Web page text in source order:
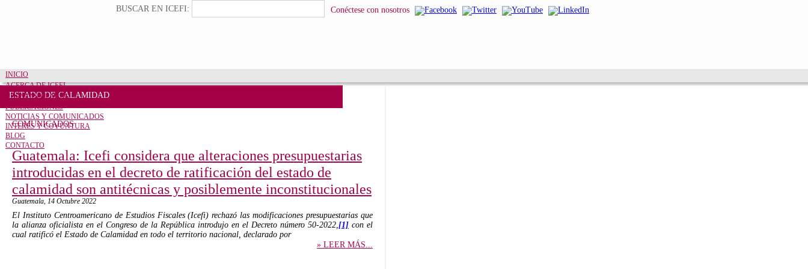
Conéctese con nosotros
Formulario de búsqueda
BUSCAR EN ICEFI:
INICIO
ACERCA DE ICEFI
CUENTAS CLARAS
PUBLICACIONES
NOTICIAS Y COMUNICADOS
INTERÉS Y COYUNTURA
BLOG
CONTACTO
ESTADO DE CALAMIDAD
COMUNICADOS
Guatemala: Icefi considera que alteraciones presupuestarias
introducidas en el decreto de ratificación del estado de
calamidad son antitécnicas y posiblemente inconstitucionales
Guatemala, 14 Octubre 2022
El Instituto Centroamericano de Estudios Fiscales (Icefi) rechazó las modificaciones presupuestarias que
la alianza oficialista en el Congreso de la República introdujo en el Decreto número 50-2022,[1] con el
cual ratificó el Estado de Calamidad en todo el territorio nacional, declarado por
» LEER MÁS...